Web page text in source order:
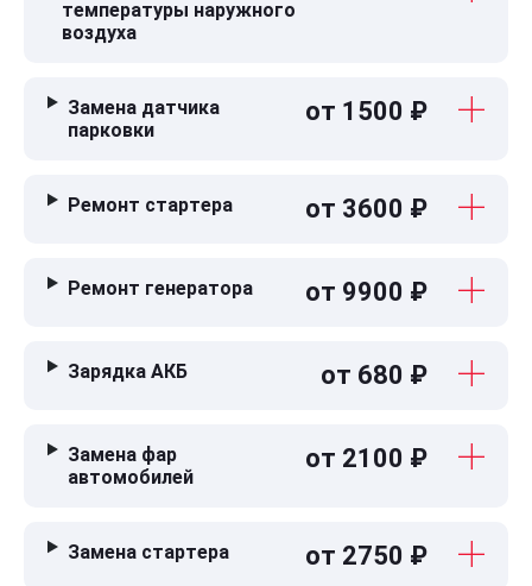
температуры наружного
воздуха
Замена датчика
парковки
от 1500 ₽
Ремонт стартера от 3600 ₽
Ремонт генератора от 9900 ₽
Зарядка АКБ от 680 ₽
Замена фар
автомобилей
от 2100 ₽
Замена стартера от 2750 ₽